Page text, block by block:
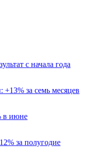
с начала года
за семь месяцев
в июне
за полугодие